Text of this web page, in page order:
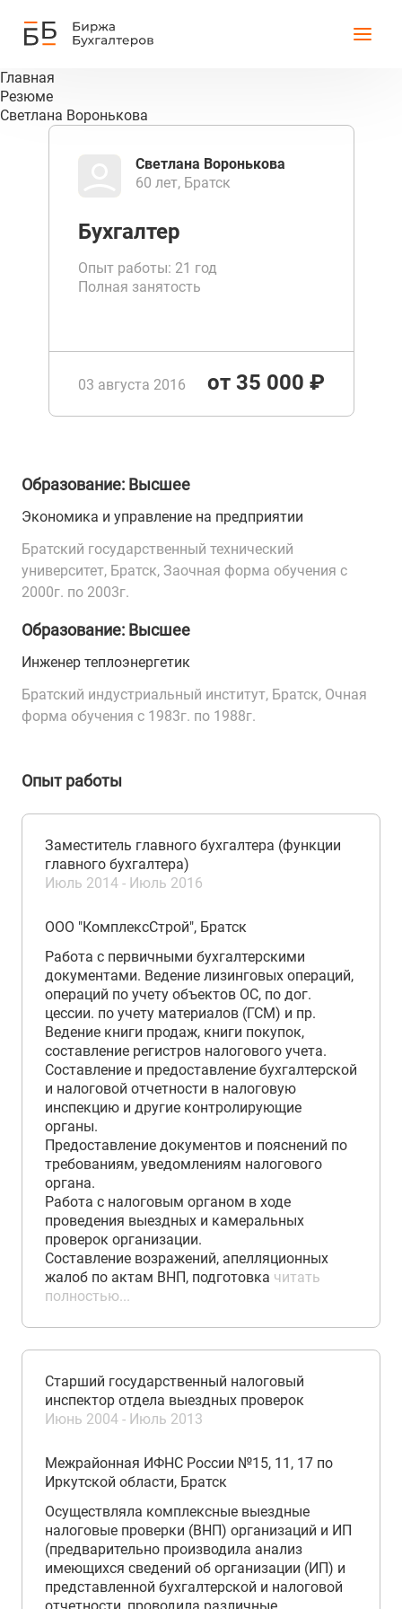
Главная
Резюме
Светлана Воронькова
Светлана Воронькова
60 лет, Братск
Бухгалтер
Опыт работы: 21 год
Полная занятость
03 августа 2016 от 35 000 ₽
Образование: Высшее
Экономика и управление на предприятии
Братский государственный технический
университет, Братск, Заочная форма обучения с
2000г. по 2003г.
Образование: Высшее
Инженер теплоэнергетик
Братский индустриальный институт, Братск, Очная
форма обучения с 1983г. по 1988г.
Опыт работы
Заместитель главного бухгалтера (функции
главного бухгалтера)
Июль 2014 - Июль 2016
ООО "КомплексСтрой", Братск
Работа с первичными бухгалтерскими
документами. Ведение лизинговых операций,
операций по учету объектов ОС, по дог.
цессии. по учету материалов (ГСМ) и пр.
Ведение книги продаж, книги покупок,
составление регистров налогового учета.
Составление и предоставление бухгалтерской
и налоговой отчетности в налоговую
инспекцию и другие контролирующие
органы.
Предоставление документов и пояснений по
требованиям, уведомлениям налогового
органа.
Работа с налоговым органом в ходе
проведения выездных и камеральных
проверок организации.
Составление возражений, апелляционных
жалоб по актам ВНП, подготовка читать
полностью...
Старший государственный налоговый
инспектор отдела выездных проверок
Июнь 2004 - Июль 2013
Межрайонная ИФНС России №15, 11, 17 по
Иркутской области, Братск
Осуществляла комплексные выездные
налоговые проверки (ВНП) организаций и ИП
(предварительно производила анализ
имеющихся сведений об организации (ИП) и
представленной бухгалтерской и налоговой